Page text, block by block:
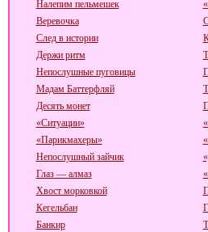
Налепим пельмешек
Веревочка
След в истории
Держи ритм
Непослушные пуговицы
Мадам Баттерфляй
Десять монет
«Ситуации»
«Парикмахеры»
Непослушный зайчик
Глаз — алмаз
Хвост морковкой
Кегельбан
Банкир